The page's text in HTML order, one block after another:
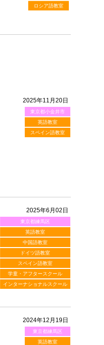
ロシア語教室
2025年11月20日
東京都小金井市
英語教室
スペイン語教室
2025年6月02日
東京都練馬区
英語教室
中国語教室
ドイツ語教室
スペイン語教室
学童・アフタースクール
インターナショナルスクール
2024年12月19日
東京都練馬区
英語教室